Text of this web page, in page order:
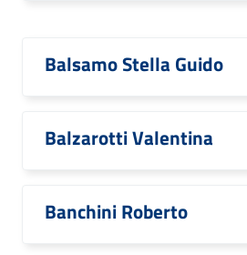
Balsamo Stella Guido
Balzarotti Valentina
Banchini Roberto